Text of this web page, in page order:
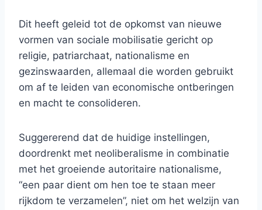
Dit heeft geleid tot de opkomst van nieuwe
vormen van sociale mobilisatie gericht op
religie, patriarchaat, nationalisme en
gezinswaarden, allemaal die worden gebruikt
om af te leiden van economische ontberingen
en macht te consolideren.
Suggererend dat de huidige instellingen,
doordrenkt met neoliberalisme in combinatie
met het groeiende autoritaire nationalisme,
“een paar dient om hen toe te staan ​​meer
rijkdom te verzamelen”, niet om het welzijn van